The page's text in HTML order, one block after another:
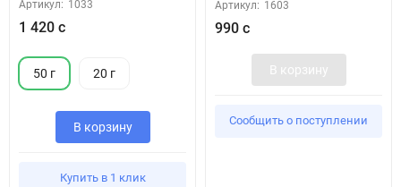
Артикул: 1033
1 420 с
50 г 20 г
В корзину
Купить в 1 клик
Артикул: 1603
990 с
В корзину
Сообщить о поступлении